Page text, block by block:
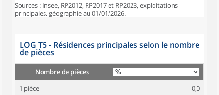
Sources : Insee, RP2012, RP2017 et RP2023, exploitations
principales, géographie au 01/01/2026.
LOG T5 - Résidences principales selon le nombre
de pièces
Nombre de pièces
1 pièce
0,0